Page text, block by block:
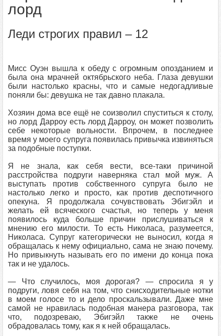
лорд
Леди строгих правил – 12
Мисс Оуэн вышла к обеду с огромным опозданием и
была она мрачней октябрьского неба. Глаза девушки
были настолько красны, что и самые недогадливые
поняли бы: девушка не так давно плакала.
Хозяин дома все ещё не соизволил спуститься к столу,
но лорд Дарроу есть лорд Дарроу, он может позволить
себе некоторые вольности. Впрочем, в последнее
время у моего супруга появилась привычка извиняться
за подобные поступки.
Я не знала, как себя вести, все-таки причиной
расстройства подруги наверняка стал мой муж. А
выступать против собственного супруга было не
настолько легко и просто, как против деспотичного
опекуна. Я продолжала сочувствовать Эбигэйл и
желать ей всяческого счастья, но теперь у меня
появилось куда больше причин прислушиваться к
мнению его милости. То есть Николаса, разумеется,
Николаса. Супруг категорически не выносил, когда я
обращалась к нему официально, сама не знаю почему.
Но привыкнуть называть его по имени до конца пока
так и не удалось.
— Что случилось, моя дорогая? — спросила я у
подруги, ловя себя на том, что снисходительные нотки
в моем голосе то и дело проскальзывали. Даже мне
самой не нравилась подобная манера разговора, так
что, подозреваю, Эбигэйл также не очень
обрадовалась тому, как я к ней обращалась.